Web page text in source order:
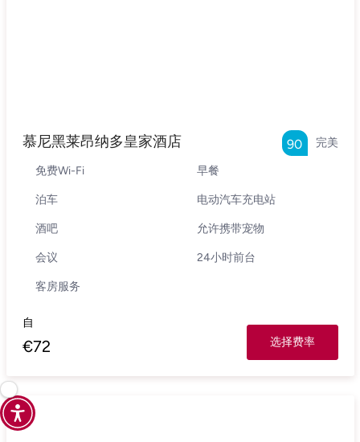
慕尼黑莱昂纳多皇家酒店 完美
90
免费Wi-Fi 早餐
泊车 电动汽车充电站
酒吧 允许携带宠物
会议 24小时前台
客房服务
自
€72 选择费率